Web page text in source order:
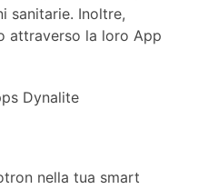
sanitarie. Inoltre,
attraverso la loro App
nella tua smart